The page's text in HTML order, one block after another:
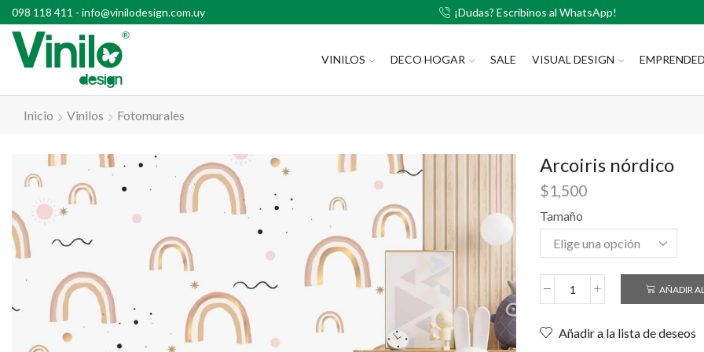
098 118 411 - info@vinilodesign.com.uy
con compras superiores a $2500 ¡Dudas? Escribinos al WhatsApp!
VINILOS DECO HOGAR SALE VISUAL DESIGN
Inicio Vinilos Fotomurales
Arcoiris nórdico
$1,500
Tamaño
AÑADIR
Añadir a la lista de deseos